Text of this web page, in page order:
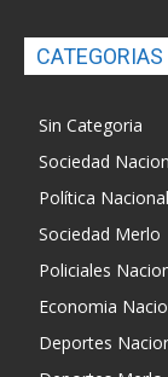
CATEGORIAS
Sin Categoria
Sociedad
Política Nacional
Sociedad Merlo
Policiales
Economia
Deportes